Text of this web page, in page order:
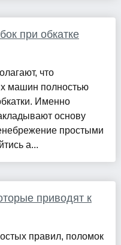
при обкатке
что
машин полностью
Именно
основу
простыми
а...
приводят к
правил, поломок